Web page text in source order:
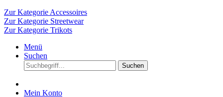
Zur Kategorie Accessoires
Zur Kategorie Streetwear
Zur Kategorie Trikots
Menü
Suchen
Suchen
Mein Konto